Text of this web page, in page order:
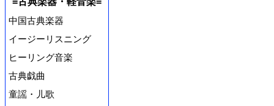
中国古典楽器
イージーリスニング
ヒーリング音楽
古典戯曲
童謡・儿歌